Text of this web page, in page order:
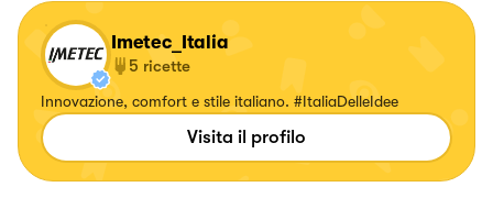
Imetec_Italia
5 ricette
Innovazione, comfort e stile italiano. #ItaliaDelleIdee
Visita il profilo